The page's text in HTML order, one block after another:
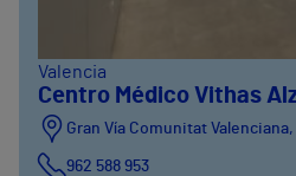
Valencia
Centro Médico Vithas
Gran Vía Comunitat Valenciana,
962 588 953